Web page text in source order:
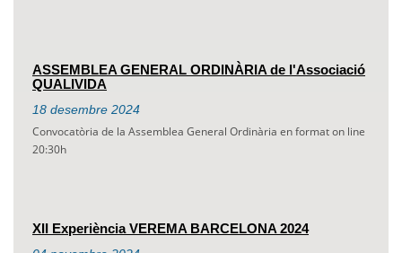
ASSEMBLEA GENERAL ORDINÀRIA de l'Associació
QUALIVIDA
18 desembre 2024
Convocatòria de la Assemblea General Ordinària en format on line
20:30h
XII Experiència VEREMA BARCELONA 2024